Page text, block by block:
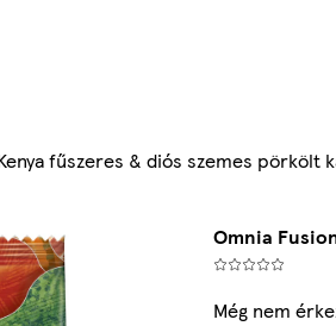
fűszeres & diós szemes pörkölt
Omnia
Még nem